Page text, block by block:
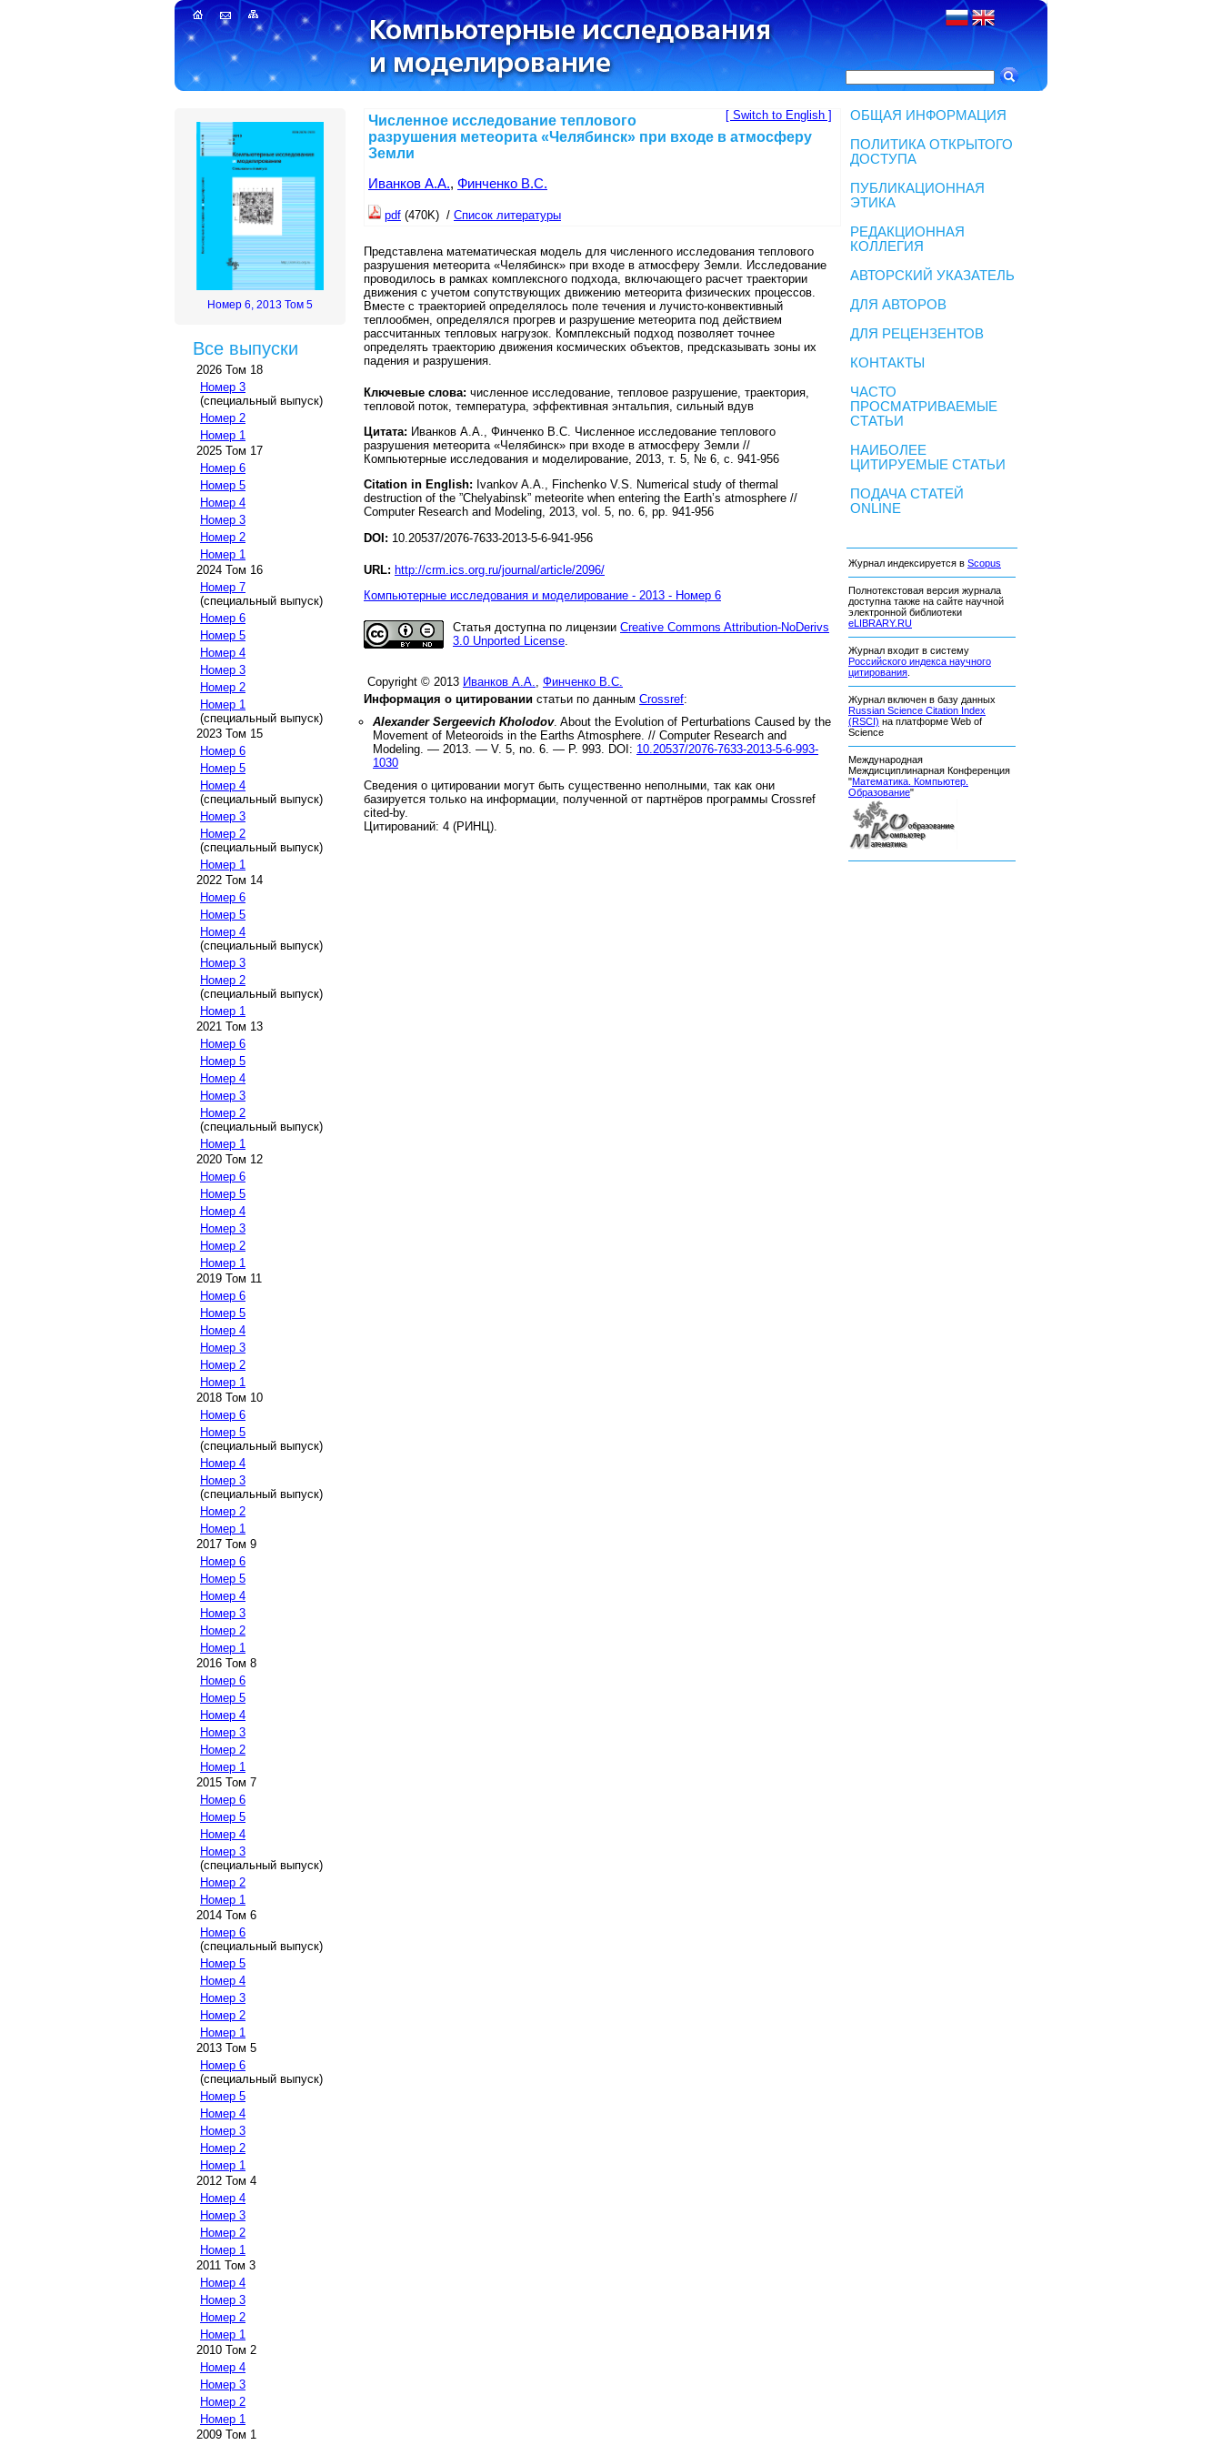
Номер 6, 2013 Том 5
Все выпуски
2026 Том 18
Номер 3
(специальный выпуск)
Номер 2
Номер 1
2025 Том 17
Номер 6
Номер 5
Номер 4
Номер 3
Номер 2
Номер 1
2024 Том 16
Номер 7
(специальный выпуск)
Номер 6
Номер 5
Номер 4
Номер 3
Номер 2
Номер 1
(специальный выпуск)
2023 Том 15
Номер 6
Номер 5
Номер 4
(специальный выпуск)
Номер 3
Номер 2
(специальный выпуск)
Номер 1
2022 Том 14
Номер 6
Номер 5
Номер 4
(специальный выпуск)
Номер 3
Номер 2
(специальный выпуск)
Номер 1
2021 Том 13
Номер 6
Номер 5
Номер 4
Номер 3
Номер 2
(специальный выпуск)
Номер 1
2020 Том 12
Номер 6
Номер 5
Номер 4
Номер 3
Номер 2
Номер 1
2019 Том 11
Номер 6
Номер 5
Номер 4
Номер 3
Номер 2
Номер 1
2018 Том 10
Номер 6
Номер 5
(специальный выпуск)
Номер 4
Номер 3
(специальный выпуск)
Номер 2
Номер 1
2017 Том 9
Номер 6
Номер 5
Номер 4
Номер 3
Номер 2
Номер 1
2016 Том 8
Номер 6
Номер 5
Номер 4
Номер 3
Номер 2
Номер 1
2015 Том 7
Номер 6
Номер 5
Номер 4
Номер 3
(специальный выпуск)
Номер 2
Номер 1
2014 Том 6
Номер 6
(специальный выпуск)
Номер 5
Номер 4
Номер 3
Номер 2
Номер 1
2013 Том 5
Номер 6
(специальный выпуск)
Номер 5
Номер 4
Номер 3
Номер 2
Номер 1
2012 Том 4
Номер 4
Номер 3
Номер 2
Номер 1
2011 Том 3
Номер 4
Номер 3
Номер 2
Номер 1
2010 Том 2
Номер 4
Номер 3
Номер 2
Номер 1
2009 Том 1
[ Switch to English ]
Численное исследование теплового
разрушения метеорита «Челябинск» при входе в атмосферу
Земли
Иванков А.А., Финченко В.С.
pdf (470K) / Список литературы
Представлена математическая модель для численного исследования теплового
разрушения метеорита «Челябинск» при входе в атмосферу Земли. Исследование
проводилось в рамках комплексного подхода, включающего расчет траектории
движения с учетом сопутствующих движению метеорита физических процессов.
Вместе с траекторией определялось поле течения и лучисто-конвективный
теплообмен, определялся прогрев и разрушение метеорита под действием
рассчитанных тепловых нагрузок. Комплексный подход позволяет точнее
определять траекторию движения космических объектов, предсказывать зоны их
падения и разрушения.
Ключевые слова: численное исследование, тепловое разрушение, траектория,
тепловой поток, температура, эффективная энтальпия, сильный вдув
Цитата: Иванков А.А., Финченко В.С. Численное исследование теплового
разрушения метеорита «Челябинск» при входе в атмосферу Земли //
Компьютерные исследования и моделирование, 2013, т. 5, № 6, с. 941-956
Citation in English: Ivankov A.A., Finchenko V.S. Numerical study of thermal
destruction of the ”Chelyabinsk” meteorite when entering the Earth’s atmosphere //
Computer Research and Modeling, 2013, vol. 5, no. 6, pp. 941-956
DOI: 10.20537/2076-7633-2013-5-6-941-956
URL: http://crm.ics.org.ru/journal/article/2096/
Компьютерные исследования и моделирование - 2013 - Номер 6
Статья доступна по лицензии Creative Commons Attribution-NoDerivs
3.0 Unported License
Copyright © 2013 Иванков А.А.
Финченко В.С.
Информация о цитировании статьи по данным Crossref:
Alexander Sergeevich Kholodov. About the Evolution of Perturbations Caused by the
Movement of Meteoroids in the Earths Atmosphere . // Computer Research and
Modeling. — 2013 . — V. 5 , no. 6 . — P. 993 DOI: 10.20537/2076-7633-2013-5-6-993-
1030
Сведения о цитировании могут быть существенно неполными, так как они
базируется только на информации, полученной от партнёров программы Crossref
cited-by.
Цитирований: 4 (РИНЦ).
ОБЩАЯ ИНФОРМАЦИЯ
ПОЛИТИКА ОТКРЫТОГО
ДОСТУПА
ПУБЛИКАЦИОННАЯ
ЭТИКА
РЕДАКЦИОННАЯ
КОЛЛЕГИЯ
АВТОРСКИЙ УКАЗАТЕЛЬ
ДЛЯ АВТОРОВ
ДЛЯ РЕЦЕНЗЕНТОВ
КОНТАКТЫ
ЧАСТО
ПРОСМАТРИВАЕМЫЕ
СТАТЬИ
НАИБОЛЕЕ
ЦИТИРУЕМЫЕ СТАТЬИ
ПОДАЧА СТАТЕЙ
ONLINE
Журнал индексируется в Scopus
Полнотекстовая версия журнала
доступна также на сайте научной
электронной библиотеки
eLIBRARY.RU
Журнал входит в систему
Российского индекса научного
цитирования
Журнал включен в базу данных
Russian Science Citation Index
(RSCI) на платформе Web of
Science
Международная
Междисциплинарная Конференция
"Математика. Компьютер.
Образование"